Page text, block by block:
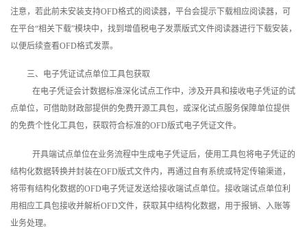
注意，若此前未安装支持OFD格式的阅读器，平台会提示下载相应阅读器，可
在平台“相关下载”模块中，找到增值税电子发票版式文件阅读器进行下载安装，
以便后续查看OFD格式发票。
三、电子凭证试点单位工具包获取
在电子凭证会计数据标准深化试点工作中，涉及开具和接收电子凭证的试
点单位，可借助财政部提供的免费开源工具包，或深化试点服务保障单位提供
的免费个性化工具包，获取符合标准的OFD版式电子凭证文件。
开具端试点单位在业务流程中生成电子凭证后，使用工具包将电子凭证的
结构化数据转换并封装在OFD版式文件内，再通过自有系统或特定传输渠道，
将带有结构化数据的OFD电子凭证发送给接收端试点单位。接收端试点单位利
用相应工具包接收并解析OFD文件，获取其中结构化数据，用于报销、入账等
业务处理。